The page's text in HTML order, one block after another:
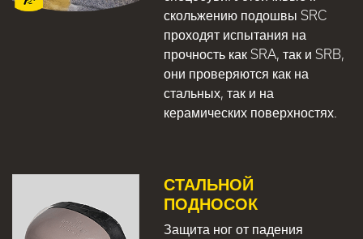
скольжению подошвы SRC
проходят испытания на
прочность как SRA, так и SRB,
они проверяются как на
стальных, так и на
керамических поверхностях.
СТАЛЬНОЙ
ПОДНОСОК
Защита ног от падения